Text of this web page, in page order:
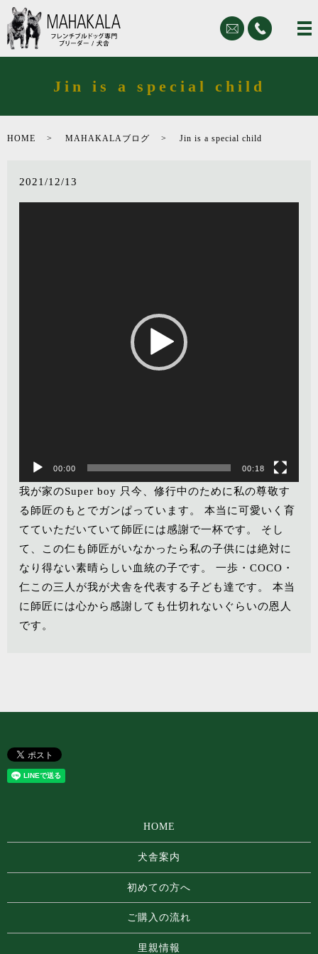
Jin is a special child
HOME MAHAKALAブログ Jin is a special child
2021/12/13
00:00 00:18
我が家のSuper boy 只今、修行中のために私の尊敬す
る師匠のもとでガンぱっています。 本当に可愛いく育
てていただいていて師匠には感謝で一杯です。 そし
て、この仁も師匠がいなかったら私の子供には絶対に
なり得ない素晴らしい血統の子です。 一歩・COCO・
仁この三人が我が犬舎を代表する子ども達です。 本当
に師匠には心から感謝しても仕切れないぐらいの恩人
です。
HOME
犬舎案内
初めての方へ
ご購入の流れ
里親情報